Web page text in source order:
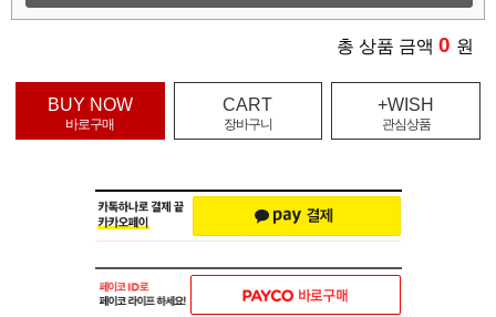
총 상품 금액 0 원
BUY NOW
바로구매
CART
장바구니
+WISH
관심상품